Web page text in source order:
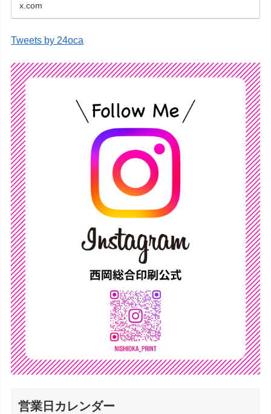
x.com
Tweets by 24oca
営業日カレンダー